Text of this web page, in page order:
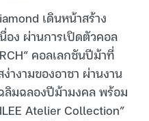
เดินหน้าสร้าง
อง ผ่านการเปิดตัวคอล
คอลเลกชันปีม้าที่
างามของอาชา ผ่านงาน
ลิมฉลองปีม้ามงคล พร้อม
Atelier Collection”